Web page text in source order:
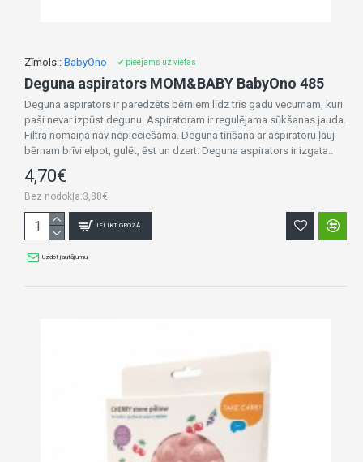
Zīmols:: BabyOno ✔ pieejams uz vietas
Deguna aspirators MOM&BABY BabyOno 485
Deguna aspirators ir paredzēts bērniem līdz trīs gadu vecumam, kuri
paši nevar izpūst degunu. Aspiratoram ir regulējama sūkšanas jauda.
Filtra nomaiņa nav nepieciešama. Deguna tīrīšana ar aspiratoru ļauj
bērnam brīvi elpot, gulēt, ēst un dzert. Deguna aspirators ir izgata..
4,70€
Bez nodokļa:3,88€
IELIKT GROZĀ
Uzdot jautājumu